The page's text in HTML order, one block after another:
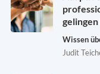
Wissen
Judit